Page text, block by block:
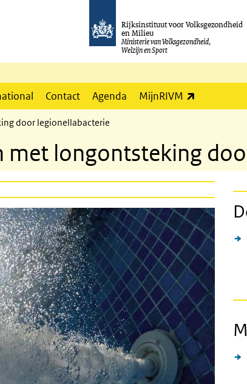
Rijksinstituut voor Volksgezondheid
en Milieu
Ministerie van Volksgezondheid,
Welzijn en Sport
Contact Agenda MijnRIVM
door legionellabacterie
met longontsteking